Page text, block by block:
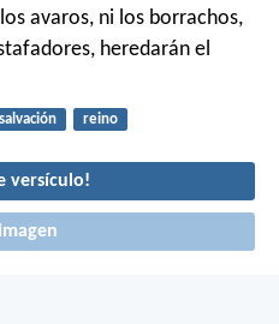
avaros, ni los borrachos,
heredarán el
salvación reino
versículo!